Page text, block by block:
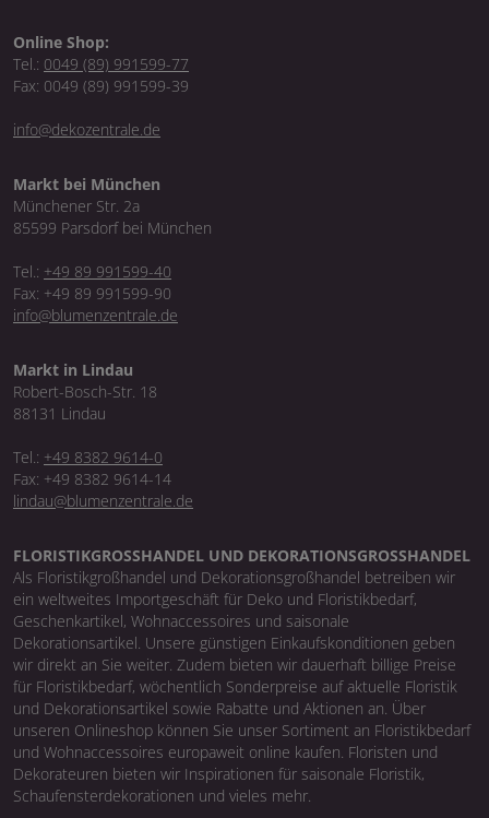
Online Shop:
Tel.: 0049 (89) 991599-77
Fax: 0049 (89) 991599-39
info@dekozentrale.de
Markt bei München
Münchener Str. 2a
85599 Parsdorf bei München
Tel.: +49 89 991599-40
Fax: +49 89 991599-90
info@blumenzentrale.de
Markt in Lindau
Robert-Bosch-Str. 18
88131 Lindau
Tel.: +49 8382 9614-0
Fax: +49 8382 9614-14
lindau@blumenzentrale.de
FLORISTIKGROSSHANDEL UND DEKORATIONSGROSSHANDEL
Als Floristikgroßhandel und Dekorationsgroßhandel betreiben wir
ein weltweites Importgeschäft für Deko und Floristikbedarf,
Geschenkartikel, Wohnaccessoires und saisonale
Dekorationsartikel. Unsere günstigen Einkaufskonditionen geben
wir direkt an Sie weiter. Zudem bieten wir dauerhaft billige Preise
für Floristikbedarf, wöchentlich Sonderpreise auf aktuelle Floristik
und Dekorationsartikel sowie Rabatte und Aktionen an. Über
unseren Onlineshop können Sie unser Sortiment an Floristikbedarf
und Wohnaccessoires europaweit online kaufen. Floristen und
Dekorateuren bieten wir Inspirationen für saisonale Floristik,
Schaufensterdekorationen und vieles mehr.